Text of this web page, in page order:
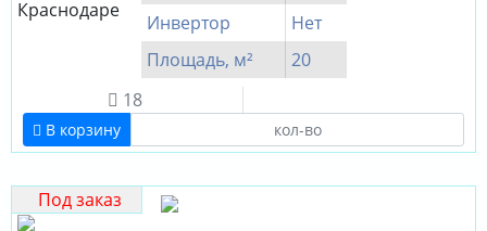
Инвертор
Нет
Площадь, м²
20
18
В корзину
Под заказ